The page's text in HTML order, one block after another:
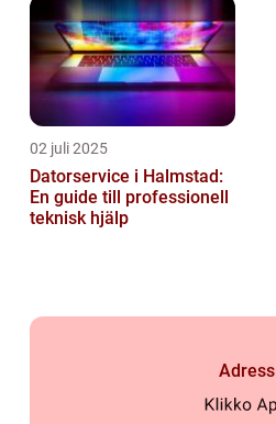
02 juli 2025
Datorservice i Halmstad:
En guide till professionell
teknisk hjälp
Adress